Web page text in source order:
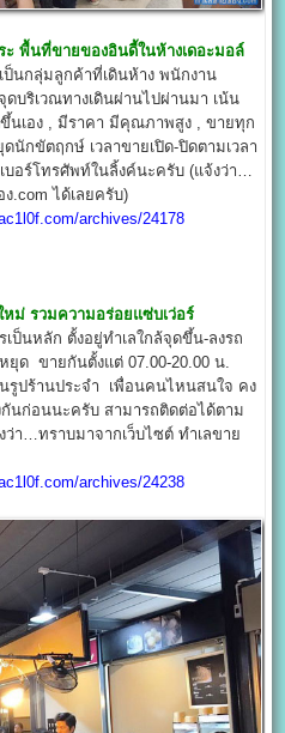
ะ พื้นที่ขายของอินดี้ในห้างเดอะมอล์
นกลุ่มลูกค้าที่เดินห้าง พนักงาน
บริเวณทางเดินผ่านไปผ่านมา เน้น
นเอง , มีราคา มีคุณภาพสูง , ขายทุก
นักขัตฤกษ์ เวลาขายเปิด-ปิดตามเวลา
บอร์โทรศัพท์ในลิ้งค์นะครับ (แจ้งว่า…
.com ได้เลยครับ)
archives/24178
ม่ รวมความอร่อยแซ่บเว่อร์
นหลัก ตั้งอยู่ทำเลใกล้จุดขึ้น-ลงรถ
ยุด ขายกันตั้งแต่ 07.00-20.00 น.
รูปร้านประจำ เพื่อนคนไหนสนใจ คง
นก่อนนะครับ สามารถติดต่อได้ตาม
า…ทราบมาจากเว็บไซต์ ทำเลขาย
archives/24238